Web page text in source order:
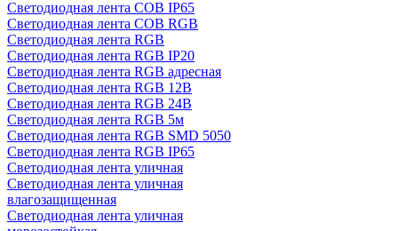
Светодиодная лента COB IP65
Светодиодная лента COB RGB
Светодиодная лента RGB
Светодиодная лента RGB IP20
Светодиодная лента RGB адресная
Светодиодная лента RGB 12В
Светодиодная лента RGB 24В
Светодиодная лента RGB 5м
Светодиодная лента RGB SMD 5050
Светодиодная лента RGB IP65
Светодиодная лента уличная
Светодиодная лента уличная
влагозащищенная
Светодиодная лента уличная